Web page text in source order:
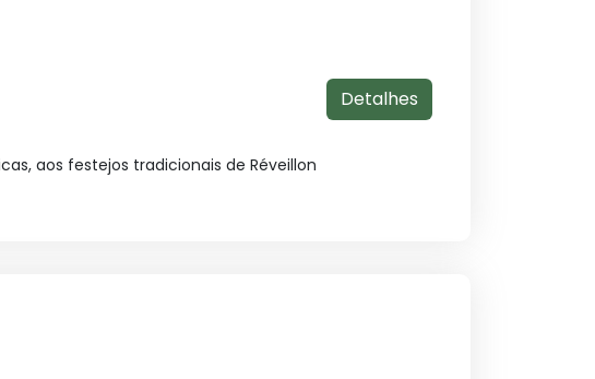
aos festejos tradicionais de Réveillon
Detalhes